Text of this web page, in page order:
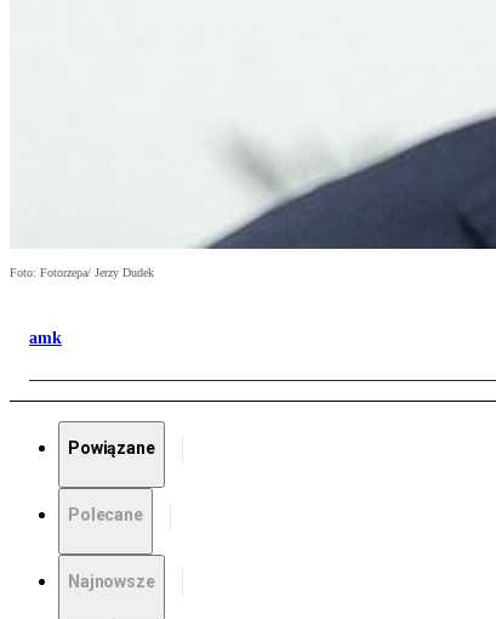
Foto: Fotorzepa/ Jerzy Dudek
amk
Powiązane
Polecane
Najnowsze